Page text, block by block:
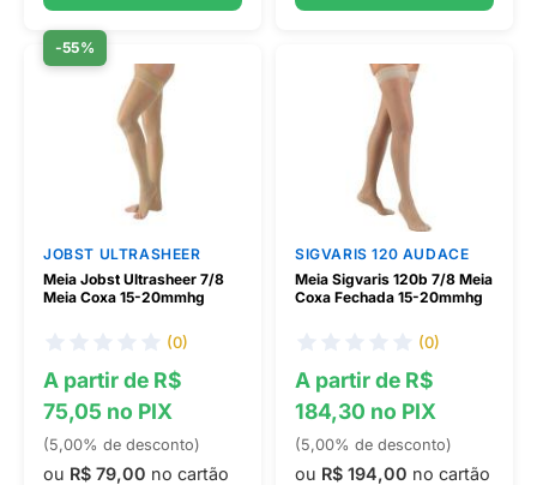
-55%
JOBST ULTRASHEER
Meia Jobst Ultrasheer 7/8
Meia Coxa 15-20mmhg
(0)
A partir de R$
75,05 no PIX
(5,00% de desconto)
ou R$ 79,00 no cartão
SIGVARIS 120 AUDACE
Meia Sigvaris 120b 7/8 Meia
Coxa Fechada 15-20mmhg
(0)
A partir de R$
184,30 no PIX
(5,00% de desconto)
ou R$ 194,00 no cartão